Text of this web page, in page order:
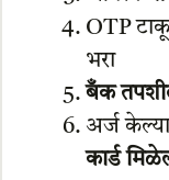
OTP
भरा
बँक
अर्ज
कार्ड